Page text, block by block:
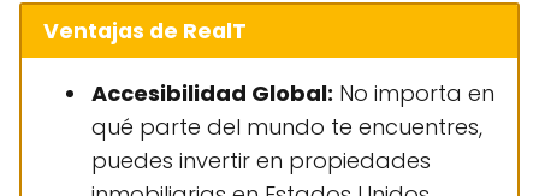
Ventajas de RealT
Accesibilidad Global: No importa en
qué parte del mundo te encuentres,
puedes invertir en propiedades